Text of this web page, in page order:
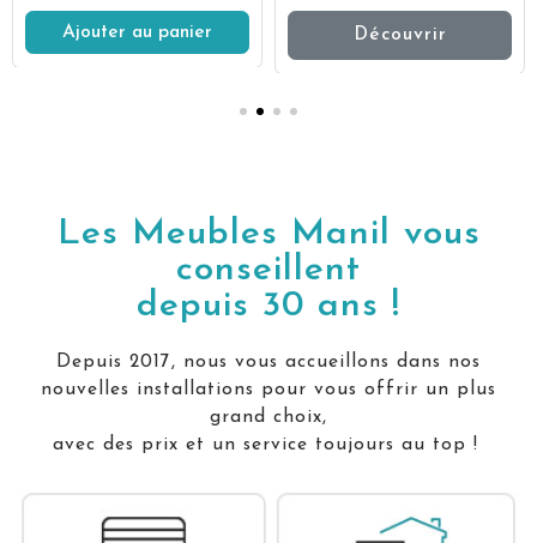
Ajouter au panier Découvrir
Les Meubles Manil vous
conseillent
depuis 30 ans !
Depuis 2017, nous vous accueillons dans nos
nouvelles installations pour vous offrir un plus
grand choix,
avec des prix et un service toujours au top !